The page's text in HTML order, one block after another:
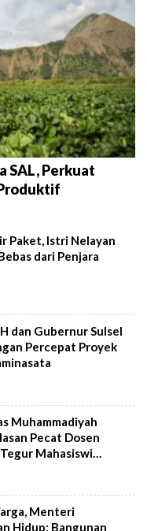
SAL, Perkuat
Paket, Istri Nelayan
dari Penjara
dan Gubernur Sulsel
Percepat Proyek
Muhammadiyah
Pecat Dosen
Mahasiswi
Ketat
Menteri
Hidup: Bangunan